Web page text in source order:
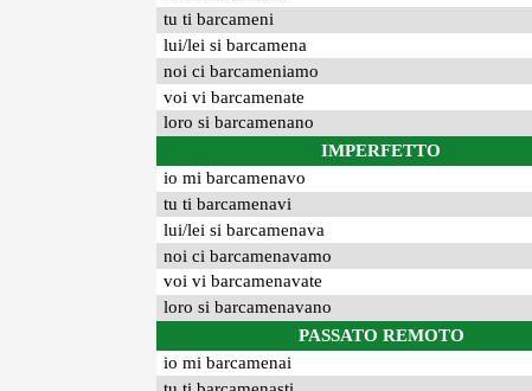
tu ti barcameni
lui/lei si barcamena
noi ci barcameniamo
voi vi barcamenate
loro si barcamenano
IMPERFETTO
io mi barcamenavo
tu ti barcamenavi
lui/lei si barcamenava
noi ci barcamenavamo
voi vi barcamenavate
loro si barcamenavano
PASSATO REMOTO
io mi barcamenai